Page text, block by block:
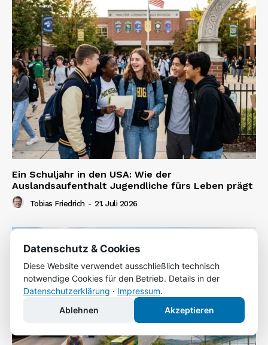
Ein Schuljahr in den USA: Wie der
Auslandsaufenthalt Jugendliche fürs Leben prägt
Tobias Friedrich - 21. Juli 2026
Datenschutz & Cookies
Diese Website verwendet ausschließlich technisch
notwendige Cookies für den Betrieb. Details in der
Datenschutzerklärung · Impressum.
Ablehnen
Akzeptieren